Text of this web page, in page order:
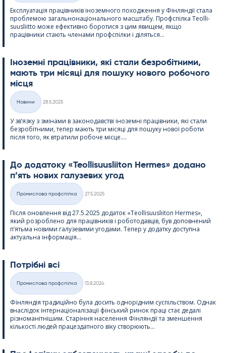
Експлуатація працівників іноземного походження у Фінляндії стала
проблемою загальнонаціонального масштабу. Профспілка Teol­li­
suus­liitto може ефективно боротися з цим явищем, якщо
працівники стають членами профспілки і діляться...
Іноземні працівники, які стали безробітними,
мають три місяці для пошуку нового робочого
місця
Категорії
Новини
28.5.2025
У зв’язку з змінами в законодавстві іноземні працівники, які стали
безробітними, тепер мають три місяці для пошуку нової роботи
після того, як втратили робоче місце....
До додатоку «Teol­li­suus­lii­ton Her­mes» додано
п’ять нових галузевих угод
Категорії
Промислова профспілка
27.5.2025
Після оновлення від 27.5.2025 додаток «Teol­li­suus­lii­ton Her­mes»,
який розроблено для працівників і роботодавців, був доповнений
п’ятьма новими галузевими угодами. Тепер у додатку доступна
актуальна інформація...
Потрібні всі
Категорії
Промислова профспілка
13.8.2024
Фінляндія традиційно була досить однорідним суспільством. Однак
внаслідок інтернаціоналізації фінський ринок праці стає дедалі
різноманітнішим. Старіння населення Фінляндії та зменшення
кількості людей працездатного віку створюють...